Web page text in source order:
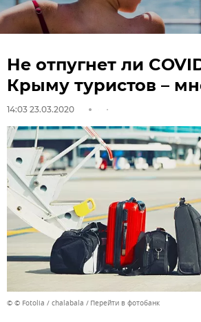
Не отпугнет ли
Крыму туристов –
14:03 23.03.2020
© © Fotolia / chalabala Перейти в фотобанк